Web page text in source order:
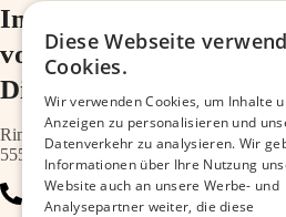
Im Ärztehaus
vor der
Diakonie
Ringstr.64a
55543 Bad Kreuznach
0671 – 79467700
Diese Webseite
Cookies.
Wir verwenden Cookies, um Inhalte
Anzeigen zu personalisieren und
Datenverkehr zu analysieren. Wir
Informationen über Ihre Nutzung
Website auch an unsere Werbe- und
Analysepartner weiter, die diese